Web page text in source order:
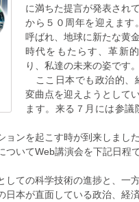
に満ちた提言が発表され
から５０周年を迎えます
呼ばれ、地球に新たな黄
時代をもたらす、革新
り、私達の未来の姿です
ここ日本でも政治的、
変曲点を迎えようとして
ます。来る７月には参
ョンを起こす時が到来しまし
ついてWeb講演会を下記日程
しての科学技術の進捗と、一
日本が直面している政治、経